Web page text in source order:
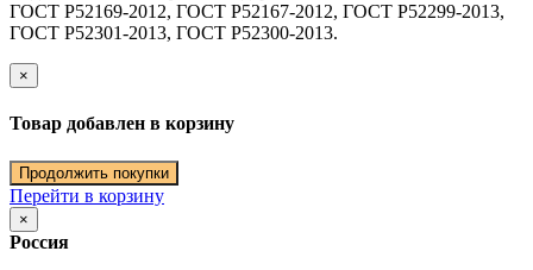
ГОСТ Р52169-2012, ГОСТ Р52167-2012, ГОСТ Р52299-2013,
ГОСТ Р52301-2013, ГОСТ Р52300-2013.
×
Товар добавлен в корзину
Продолжить покупки
Перейти в корзину
×
Россия